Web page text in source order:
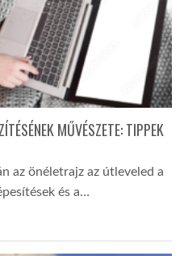
MŰVÉSZETE: TIPPEK
az önéletrajz az útleveled a
és a…